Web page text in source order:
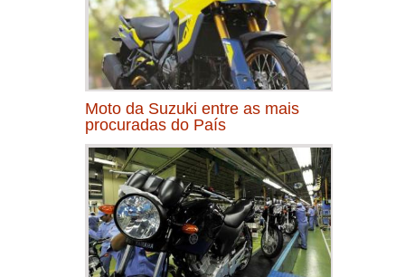
Moto da Suzuki entre as mais
procuradas do País